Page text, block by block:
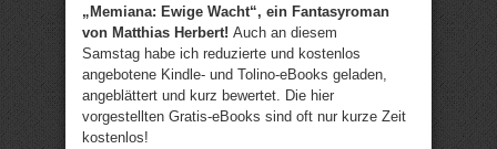
„Memiana: Ewige Wacht“, ein Fantasyroman
von Matthias Herbert! Auch an diesem
Samstag habe ich reduzierte und kostenlos
angebotene Kindle- und Tolino-eBooks geladen,
angeblättert und kurz bewertet. Die hier
vorgestellten Gratis-eBooks sind oft nur kurze Zeit
kostenlos!